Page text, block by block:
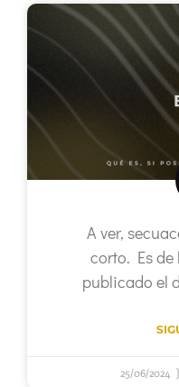
A ver,
corto. Es de
publicado el
25/06/2024